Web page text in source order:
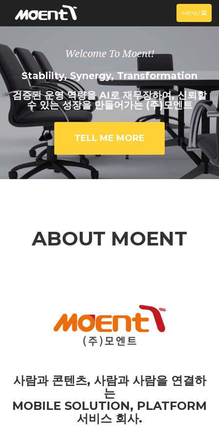
TOGGLE
NAVIGATION
MENU
Welcome To Moent!
Stablilty, Synergy, Transformation
검증된 운영 역량을 AI로 재무장하여, 신뢰할
수 있는 성장을 만들어가는 (주)모엔트
TELL ME MORE
ABOUT MOENT
사람과 콘텐츠, 사람과 사람을 연결하
는
MOBILE SOLUTION, PLATFORM
서비스 회사.